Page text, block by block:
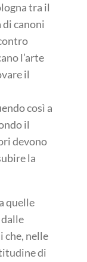
tra il
di canoni
l’arte
il
così a
il
devono
la
quelle
che, nelle
di